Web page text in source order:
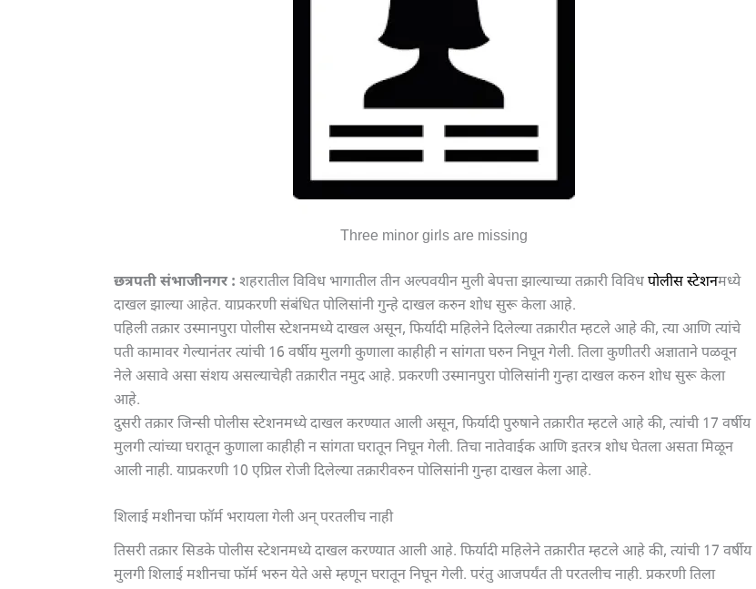
Three minor girls are missing
छत्रपती संभाजीनगर : शहरातील विविध भागातील तीन अल्पवयीन मुली बेपत्ता झाल्याच्या तक्रारी विविधपोलीस स्टेशनमध्ये
दाखल झाल्या आहेत. याप्रकरणी संबंधित पोलिसांनी गुन्हे दाखल करुन शोध सुरू केला आहे.
पहिली तक्रार उस्मानपुरा पोलीस स्टेशनमध्ये दाखल असून, फिर्यादी महिलेने दिलेल्या तक्रारीत म्हटले आहे की, त्या आणि त्यांचे
पती कामावर गेल्यानंतर त्यांची 16 वर्षीय मुलगी कुणाला काहीही न सांगता घरुन निघून गेली. तिला कुणीतरी अज्ञाताने पळवून
नेले असावे असा संशय असल्याचेही तक्रारीत नमुद आहे. प्रकरणी उस्मानपुरा पोलिसांनी गुन्हा दाखल करुन शोध सुरू केला
आहे.
दुसरी तक्रार जिन्सी पोलीस स्टेशनमध्ये दाखल करण्यात आली असून, फिर्यादी पुरुषाने तक्रारीत म्हटले आहे की, त्यांची 17 वर्षीय
मुलगी त्यांच्या घरातून कुणाला काहीही न सांगता घरातून निघून गेली. तिचा नातेवाईक आणि इतरत्र शोध घेतला असता मिळून
आली नाही. याप्रकरणी 10 एप्रिल रोजी दिलेल्या तक्रारीवरुन पोलिसांनी गुन्हा दाखल केला आहे.
शिलाई मशीनचा फॉर्म भरायला गेली अन् परतलीच नाही
तिसरी तक्रार सिडके पोलीस स्टेशनमध्ये दाखल करण्यात आली आहे. फिर्यादी महिलेने तक्रारीत म्हटले आहे की, त्यांची 17 वर्षीय
मुलगी शिलाई मशीनचा फॉर्म भरुन येते असे म्हणून घरातून निघून गेली. परंतु आजपर्यंत ती परतलीच नाही. प्रकरणी तिला